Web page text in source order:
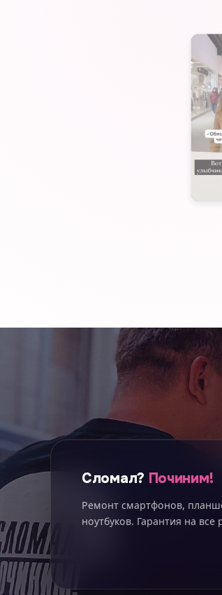
Сломал? Починим!
Ремонт смартфонов,
ноутбуков. Гарантия на все